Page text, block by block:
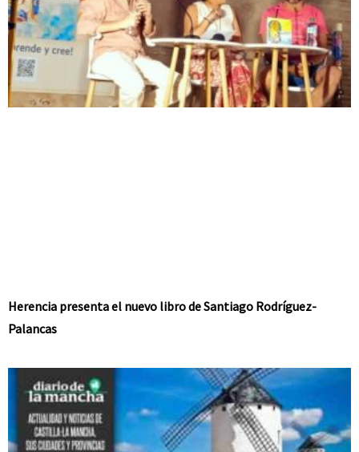
Herencia presenta el nuevo libro de Santiago Rodríguez-
Palancas